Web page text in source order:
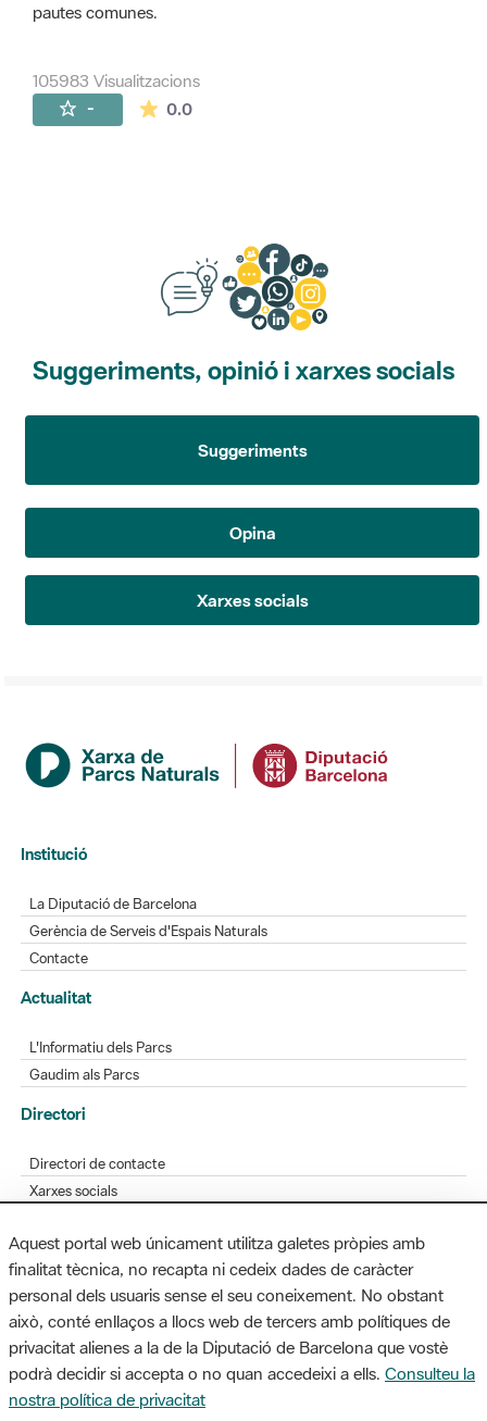
pautes comunes.
105983 Visualitzacions
- 0.0La mitjana de les valoracions és de 0
Suggeriments, opinió i xarxes socials
Suggeriments
Opina
Xarxes socials
Institució
La Diputació de Barcelona
Gerència de Serveis d'Espais Naturals
Contacte
Actualitat
L'Informatiu dels Parcs
Gaudim als Parcs
Directori
Directori de contacte
Xarxes socials
Bústia de suggeriments
Opineu sobre els parcs
MAPA WEB AVÍS LEGAL ACCESSIBILITAT
Aquest portal web únicament utilitza galetes pròpies amb
finalitat tècnica, no recapta ni cedeix dades de caràcter
personal dels usuaris sense el seu coneixement. No obstant
això, conté enllaços a llocs web de tercers amb polítiques de
privacitat alienes a la de la Diputació de Barcelona que vostè
podrà decidir si accepta o no quan accedeixi a ells. Consulteu la
nostra política de privacitat